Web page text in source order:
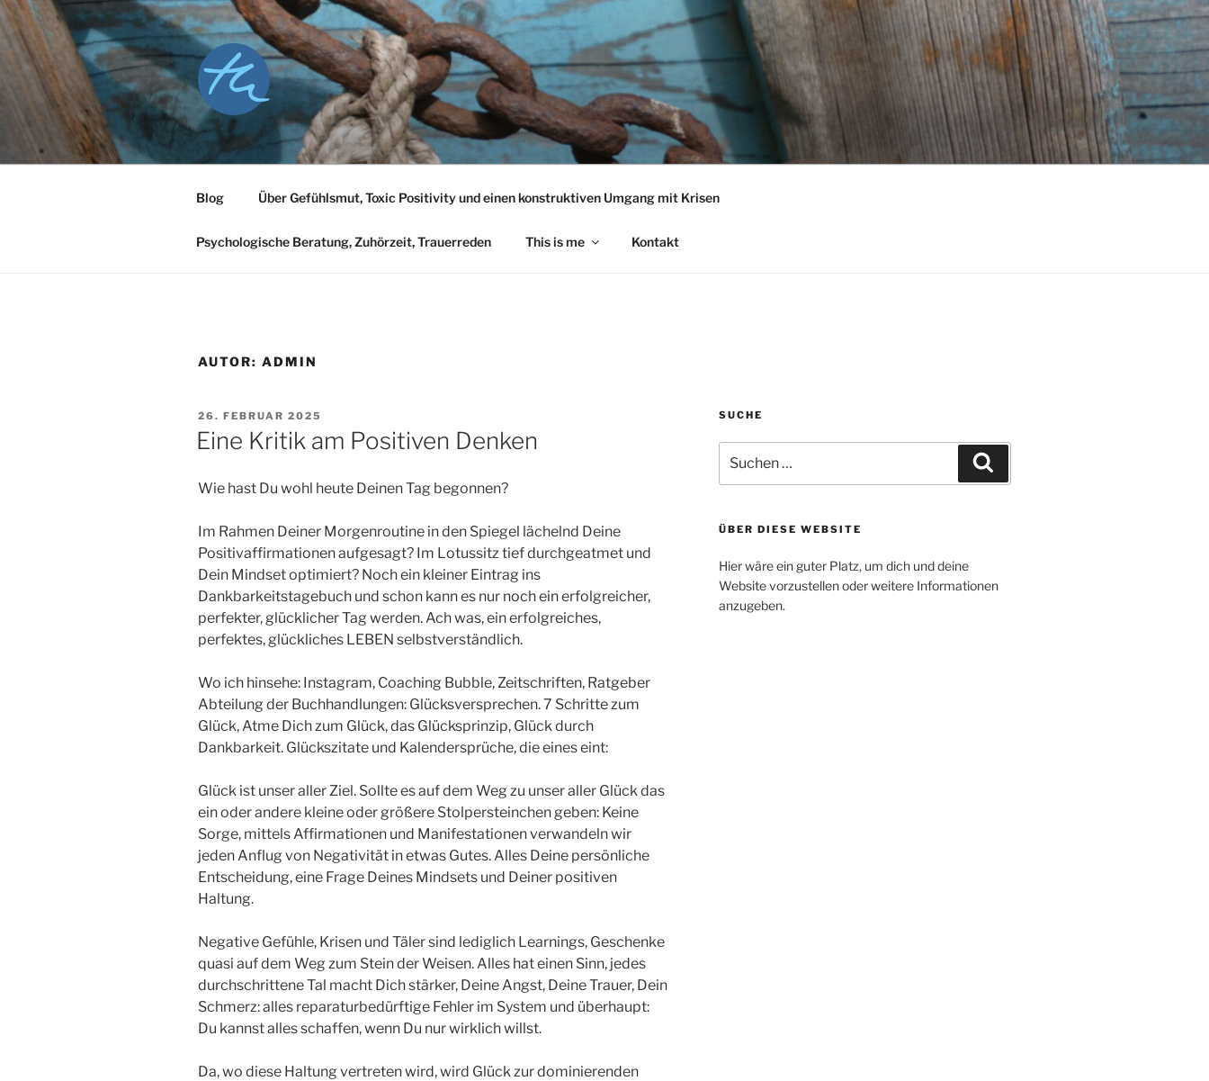
Zum
Inhalt
springen
Blog Über Gefühlsmut, Toxic Positivity und einen konstruktiven Umgang mit Krisen
Psychologische Beratung, Zuhörzeit, Trauerreden This is me Kontakt
AUTOR: ADMIN
VERÖFFENTLICHT
AM
26. FEBRUAR 2025
Eine Kritik am Positiven Denken
Wie hast Du wohl heute Deinen Tag begonnen?
Im Rahmen Deiner Morgenroutine in den Spiegel lächelnd Deine
Positivaffirmationen aufgesagt? Im Lotussitz tief durchgeatmet und
Dein Mindset optimiert? Noch ein kleiner Eintrag ins
Dankbarkeitstagebuch und schon kann es nur noch ein erfolgreicher,
perfekter, glücklicher Tag werden. Ach was, ein erfolgreiches,
perfektes, glückliches LEBEN selbstverständlich.
Wo ich hinsehe: Instagram, Coaching Bubble, Zeitschriften, Ratgeber
Abteilung der Buchhandlungen: Glücksversprechen. 7 Schritte zum
Glück, Atme Dich zum Glück, das Glücksprinzip, Glück durch
Dankbarkeit. Glückszitate und Kalendersprüche, die eines eint:
Glück ist unser aller Ziel. Sollte es auf dem Weg zu unser aller Glück das
ein oder andere kleine oder größere Stolpersteinchen geben: Keine
Sorge, mittels Affirmationen und Manifestationen verwandeln wir
jeden Anflug von Negativität in etwas Gutes. Alles Deine persönliche
Entscheidung, eine Frage Deines Mindsets und Deiner positiven
Haltung.
Negative Gefühle, Krisen und Täler sind lediglich Learnings, Geschenke
quasi auf dem Weg zum Stein der Weisen. Alles hat einen Sinn, jedes
durchschrittene Tal macht Dich stärker, Deine Angst, Deine Trauer, Dein
Schmerz: alles reparaturbedürftige Fehler im System und überhaupt:
Du kannst alles schaffen, wenn Du nur wirklich willst.
Da, wo diese Haltung vertreten wird, wird Glück zur dominierenden
SUCHE
nach:
ÜBER DIESE WEBSITE
Hier wäre ein guter Platz, um dich und deine
Website vorzustellen oder weitere Informationen
anzugeben.